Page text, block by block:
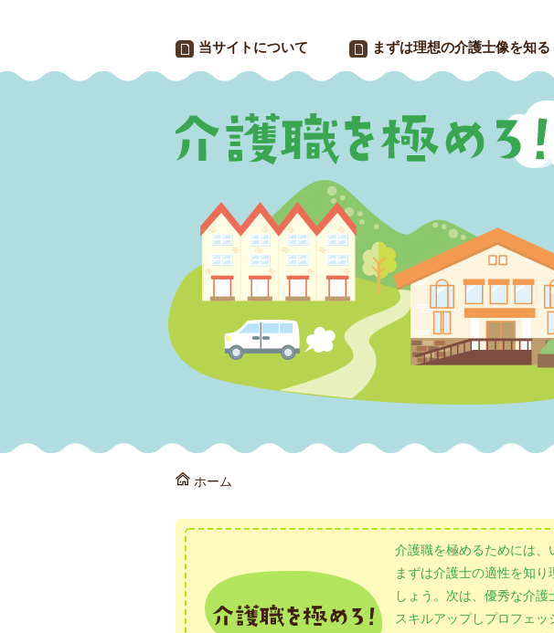
当サイトについて まずは理想の介護士像を知る
ホーム
介護職を極めるためには、
まずは介護士の適性を知
しょう。次は、優秀な介
スキルアップしプロフェ